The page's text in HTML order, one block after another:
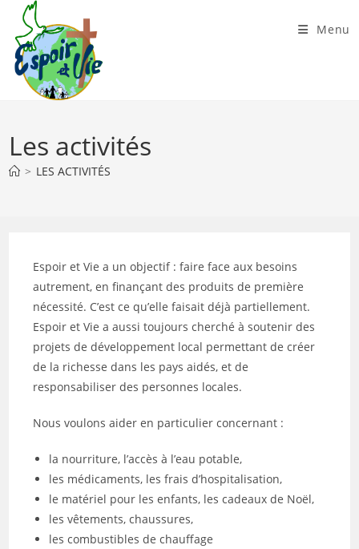
content
Menu
Les activités
> LES ACTIVITÉS
Espoir et Vie a un objectif : faire face aux besoins
autrement, en finançant des produits de première
nécessité. C’est ce qu’elle faisait déjà partiellement.
Espoir et Vie a aussi toujours cherché à soutenir des
projets de développement local permettant de créer
de la richesse dans les pays aidés, et de
responsabiliser des personnes locales.
Nous voulons aider en particulier concernant :
la nourriture, l’accès à l’eau potable,
les médicaments, les frais d’hospitalisation,
le matériel pour les enfants, les cadeaux de Noël,
les vêtements, chaussures,
les combustibles de chauffage